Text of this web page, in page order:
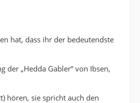
hat, dass ihr der bedeutendste
der „Hedda Gabler“ von Ibsen,
hören, sie spricht auch den